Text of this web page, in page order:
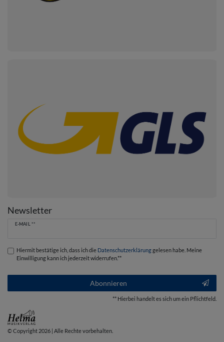
Newsletter
E-MAIL **
Newsletter
Hiermit bestätige ich, dass ich die Daten­schutz­erklärunggelesen habe. Meine
Einwilligung kann ich jederzeit widerrufen.**
Abonnieren
** Hierbei handelt es sich um ein Pflichtfeld.
© Copyright 2026 | Alle Rechte vorbehalten.